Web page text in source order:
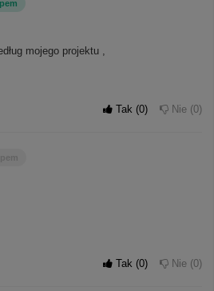
mojego projektu ,
Tak 0 Nie 0
Tak 0 Nie 0